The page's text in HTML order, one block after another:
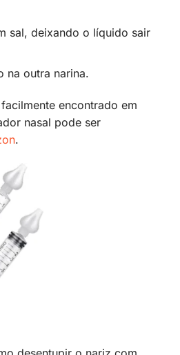
sal, deixando o líquido sair
na outra narina.
encontrado em
nasal pode ser
.